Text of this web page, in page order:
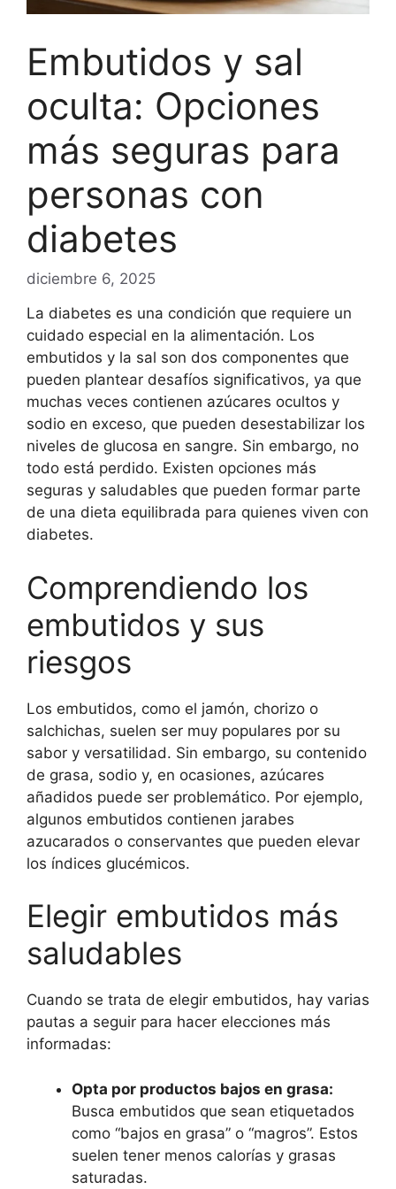
Embutidos y sal
oculta: Opciones
más seguras para
personas con
diabetes
diciembre 6, 2025
La diabetes es una condición que requiere un
cuidado especial en la alimentación. Los
embutidos y la sal son dos componentes que
pueden plantear desafíos significativos, ya que
muchas veces contienen azúcares ocultos y
sodio en exceso, que pueden desestabilizar los
niveles de glucosa en sangre. Sin embargo, no
todo está perdido. Existen opciones más
seguras y saludables que pueden formar parte
de una dieta equilibrada para quienes viven con
diabetes.
Comprendiendo los
embutidos y sus
riesgos
Los embutidos, como el jamón, chorizo o
salchichas, suelen ser muy populares por su
sabor y versatilidad. Sin embargo, su contenido
de grasa, sodio y, en ocasiones, azúcares
añadidos puede ser problemático. Por ejemplo,
algunos embutidos contienen jarabes
azucarados o conservantes que pueden elevar
los índices glucémicos.
Elegir embutidos más
saludables
Cuando se trata de elegir embutidos, hay varias
pautas a seguir para hacer elecciones más
informadas:
Opta por productos bajos en grasa:
Busca embutidos que sean etiquetados
como “bajos en grasa” o “magros”. Estos
suelen tener menos calorías y grasas
saturadas.